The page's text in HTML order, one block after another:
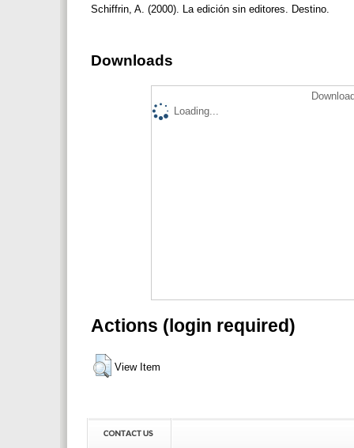
Schiffrin, A. (2000). La edición sin editores. Destino.
Downloads
Loading...
Actions (login required)
View Item